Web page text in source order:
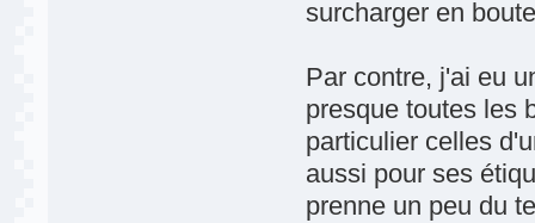
surcharger en
Par contre, j'ai eu
presque toutes les
particulier celles
aussi pour ses
prenne un peu du